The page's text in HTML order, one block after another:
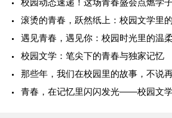
校园动态速递！这场青春盛会点燃学
滚烫的青春，跃然纸上：校园文学里
遇见青春，遇见你：校园时光里的温
校园文学：笔尖下的青春与独家记忆
那些年，我们在校园里的故事，不说
青春，在记忆里闪闪发光——校园文